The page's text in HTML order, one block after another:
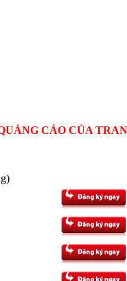
CÁO CỦA